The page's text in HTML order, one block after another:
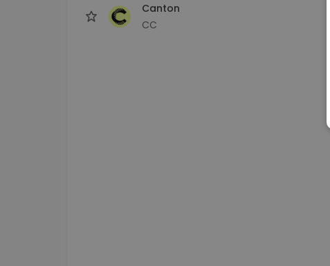
Canton
CC